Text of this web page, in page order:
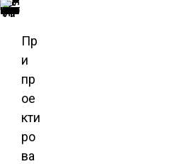
Оконный проем проектируется с учетом веса окна
Пр
и
пр
ое
кти
ро
ва